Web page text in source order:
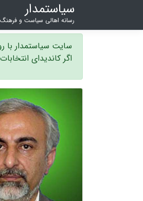
سیاستمدار
رسانه اهالی سیاست و فرهنگ
سایت سیاستمدار با
اگر کاندیدای